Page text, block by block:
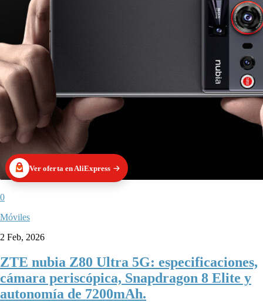
Ver oferta en AliExpress
0
Móviles
2 Feb, 2026
ZTE nubia Z80 Ultra 5G: especificaciones,
cámara periscópica, Snapdragon 8 Elite y
autonomía de 7200mAh.